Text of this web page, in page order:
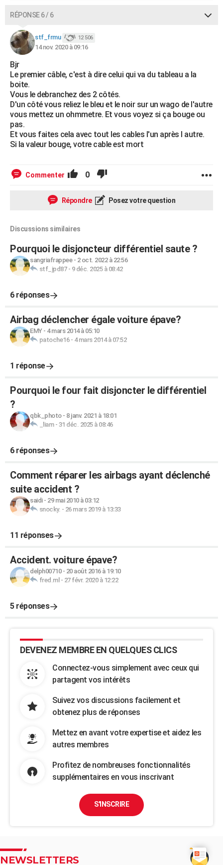
RÉPONSE 6 / 6
stf_frmu 12 506
14 nov. 2020 à 09:16
Bjr
Le premier câble, c'est à dire celui qui va du tableau a la
boite.
Vous le debranchez des 2 côtés.
D'un côté vous reliez le bleu et le noir sur un wago de l'autre
vous mettez un ohmmetre. Et vous voyez si ça bouge ou
pas.
Et vous faites cela avec tout les cables l'un après l autre.
Si la valeur bouge, votre cable est mort
Commenter 0
Répondre Posez votre question
Discussions similaires
Pourquoi le disjoncteur différentiel saute ?
sangriafrappee- 2 oct. 2022 à 22:56
stf_jpd87- 9 déc. 2025 à 08:42
6 réponses
Airbag déclencher égale voiture épave?
EMY- 4 mars 2014 à 05:10
patoche16- 4 mars 2014 à 07:52
1 réponse
Pourquoi le four fait disjoncter le différentiel
?
qbk_photo- 8 janv. 2021 à 18:01
_liam- 31 déc. 2025 à 08:46
6 réponses
Comment réparer les airbags ayant déclenché
suite accident ?
saidi- 29 mai 2010 à 03:12
snocky. - 26 mars 2019 à 13:33
11 réponses
Accident. voiture épave?
delph00710- 20 août 2016 à 19:10
fred.ml - 27 févr. 2020 à 12:22
5 réponses
DEVENEZ MEMBRE EN QUELQUES CLICS
Connectez-vous simplement avec ceux qui
partagent vos intérêts
Suivez vos discussions facilement et
obtenez plus de réponses
Mettez en avant votre expertise et aidez les
autres membres
Profitez de nombreuses fonctionnalités
supplémentaires en vous inscrivant
S'INSCRIRE
NEWSLETTERS